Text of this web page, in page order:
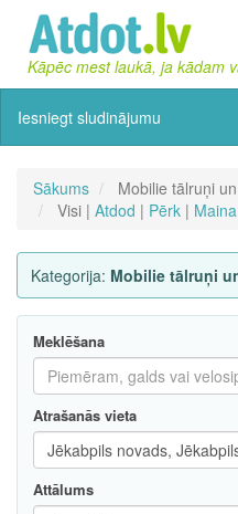
Kāpēc mest laukā, ja kādam
Iesniegt sludinājumu
Sākums
Mobilie tālruņi
Visi | Atdod | Pērk | Maina
Kategorija: Mobilie tālruņi
Meklēšana
Atrašanās vieta
Attālums